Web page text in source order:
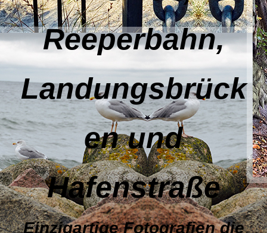
Reeperbahn,
Landungsbrück
en und
Hafenstraße
EinzigartigeFotografien die